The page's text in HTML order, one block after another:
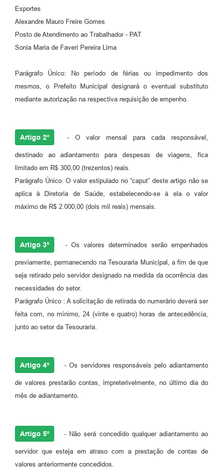
Esportes
Alexandre Mauro Freire Gomes
Posto de Atendimento ao Trabalhador - PAT
Sonia Maria de Faveri Pereira Lima
Parágrafo Único: No período de férias ou impedimento dos
mesmos, o Prefeito Municipal designará o eventual substituto
mediante autorização na respectiva requisição de empenho.
Artigo 2º - O valor mensal para cada responsável,
destinado ao adiantamento para despesas de viagens, fica
limitado em R$ 300,00 (trezentos) reais.
Parágrafo Único: O valor estipulado no “caput” deste artigo não se
aplica à Diretoria de Saúde, estabelecendo-se à ela o valor
máximo de R$ 2.000,00 (dois mil reais) mensais.
Artigo 3º - Os valores determinados serão empenhados
previamente, permanecendo na Tesouraria Municipal, a fim de que
seja retirado pelo servidor designado na medida da ocorrência das
necessidades do setor.
Parágrafo Único : A solicitação de retirada do numerário deverá ser
feita com, no mínimo, 24 (vinte e quatro) horas de antecedência,
junto ao setor da Tesouraria.
Artigo 4º - Os servidores responsáveis pelo adiantamento
de valores prestarão contas, impreterivelmente, no último dia do
mês de adiantamento.
Artigo 5º - Não será concedido qualquer adiantamento ao
servidor que esteja em atraso com a prestação de contas de
valores anteriormente concedidos.